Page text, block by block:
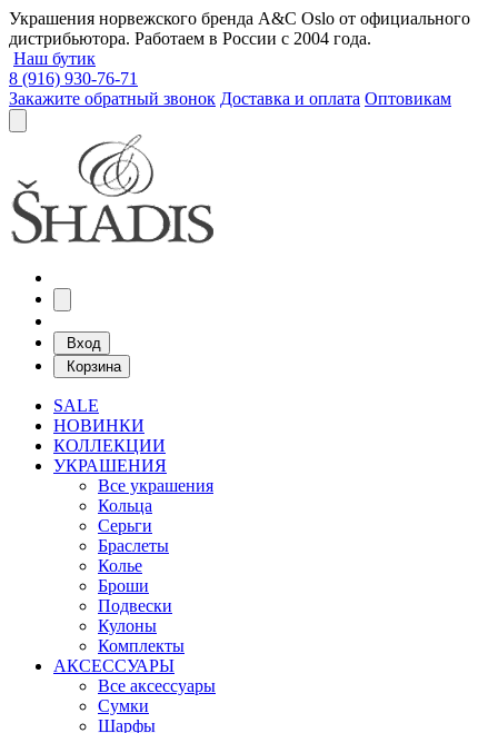
Украшения норвежского бренда A&C Oslo от официального
дистрибьютора. Работаем в России с 2004 года.
Наш бутик
8 (916) 930-76-71
Закажите обратный звонок Доставка и оплата Оптовикам
Вход
Корзина
SALE
НОВИНКИ
КОЛЛЕКЦИИ
УКРАШЕНИЯ
Все украшения
Кольца
Серьги
Браслеты
Колье
Броши
Подвески
Кулоны
Комплекты
АКСЕССУАРЫ
Все аксессуары
Сумки
Шарфы